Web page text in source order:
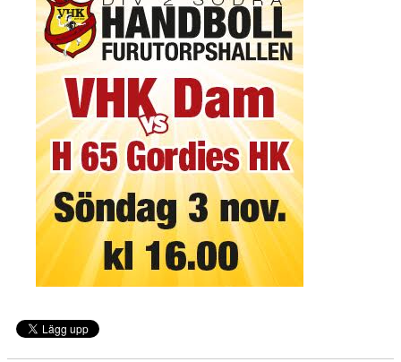
DOKUMENT
MATCHER
BLI MEDLEM!
VFC CUPEN
VHK SOCIALA MEDIER
VHK SHOP 2025-2026